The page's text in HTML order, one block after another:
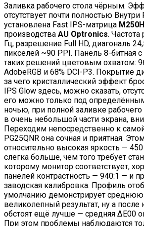
Заливка рабочего стола чёрным.
отсутствует почти полностью Внутри
установлена Fast IPS-матрица
производства AU Optronics. Частота
Гц, разрешение Full HD, диагональ
пикселей ~90 PPI. Панель 8-битная
таких решений цветовым охватом:
AdobeRGB и 68% DCI-P3. Покрытие
за чего кристаллический эффект
IPS Glow здесь, можно сказать,
его можно только под
ночью, при полной заливке
в очень небольшой части экрана,
Переходим непосредственно к
PG25QNR она сочная и приятная.
относительно высокая яркость —
слегка больше, чем того требует
которому монитор соответствует,
панелей контрастность — 940:1 — и
заводская калибровка. Профиль
умолчанию демонстрирует среднюю
великолепный результат, ну а после
обстоят ещё лучше — средняя ΔE00
При этом проблемы наблюдаются